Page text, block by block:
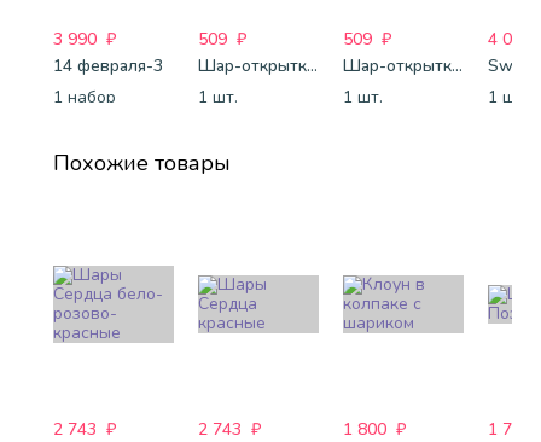
3 990 ₽
14 февраля-3
1 набор
509 ₽
Шар-открытка "Сердце" (45 см) - 2
1 шт.
509 ₽
Шар-открытка "Звезда" (45 см) - 1
1 шт.
4 088
1 шт.
Похожие товары
2 743 ₽
2 743 ₽
1 800 ₽
1 772